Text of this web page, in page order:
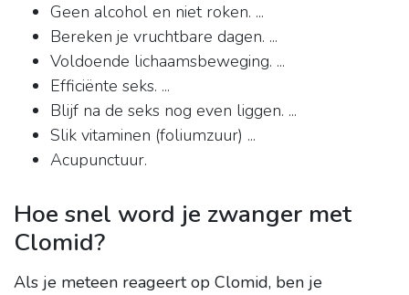
Geen alcohol en niet roken. ...
Bereken je vruchtbare dagen. ...
Voldoende lichaamsbeweging. ...
Efficiënte seks. ...
Blijf na de seks nog even liggen. ...
Slik vitaminen (foliumzuur) ...
Acupunctuur.
Hoe snel word je zwanger met
Clomid?
Als je meteen reageert op Clomid, ben je